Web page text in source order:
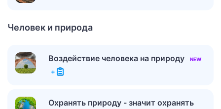
Человек и природа
Воздействие человека на природу NEW
+
Охранять природу - значит охранять